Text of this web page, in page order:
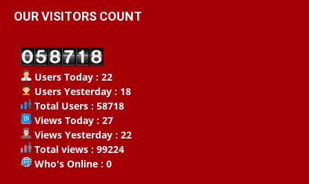
OUR VISITORS COUNT
Users Today : 22
Users Yesterday : 18
Total Users : 58718
Views Today : 27
Views Yesterday : 22
Total views : 99224
Who's Online : 0